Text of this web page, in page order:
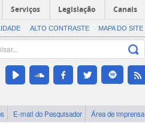
Serviços Legislação Canais
ALTO CONTRASTE MAPA DO SITE
E-mail do Pesquisador Área de imprensa